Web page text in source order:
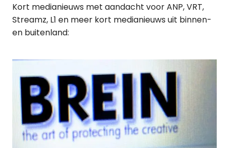
Kort medianieuws met aandacht voor ANP, VRT,
Streamz, L1 en meer kort medianieuws uit binnen-
en buitenland: